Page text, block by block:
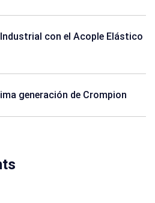
con el Acople Elástico
generación de Crompion